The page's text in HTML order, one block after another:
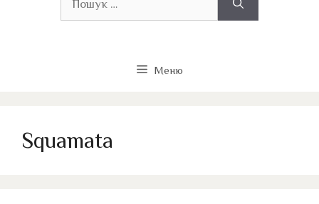
Меню
Squamata